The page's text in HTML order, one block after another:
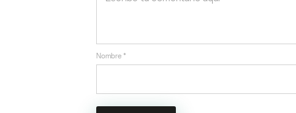
Nombre *